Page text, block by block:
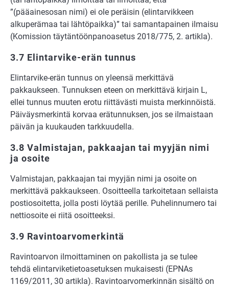
”(pääainesosan nimi) ei ole peräisin (elintarvikkeen
alkuperämaa tai lähtöpaikka)” tai samantapainen ilmaisu
(Komission täytäntöönpanoasetus 2018/775, 2. artikla).
3.7 Elintarvike-erän tunnus
Elintarvike-erän tunnus on yleensä merkittävä
pakkaukseen. Tunnuksen eteen on merkittävä kirjain L,
ellei tunnus muuten erotu riittävästi muista merkinnöistä.
Päiväysmerkintä korvaa erätunnuksen, jos se ilmaistaan
päivän ja kuukauden tarkkuudella.
3.8 Valmistajan, pakkaajan tai myyjän nimi
ja osoite
Valmistajan, pakkaajan tai myyjän nimi ja osoite on
merkittävä pakkaukseen. Osoitteella tarkoitetaan sellaista
postiosoitetta, jolla posti löytää perille. Puhelinnumero tai
nettiosoite ei riitä osoitteeksi.
3.9 Ravintoarvomerkintä
Ravintoarvon ilmoittaminen on pakollista ja se tulee
tehdä elintarviketietoasetuksen mukaisesti (EPNAs
1169/2011, 30 artikla). Ravintoarvomerkinnän sisältö on